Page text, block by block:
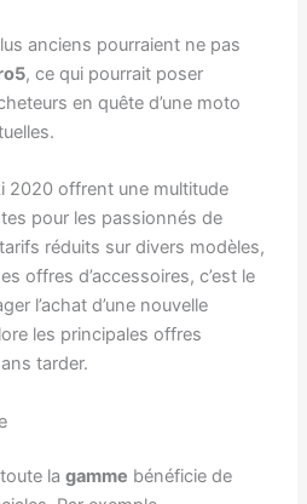
anciens pourraient ne pas
, ce qui pourrait poser
en quête d’une moto
2020 offrent une multitude
pour les passionnés de
réduits sur divers modèles,
offres d’accessoires, c’est le
l’achat d’une nouvelle
les principales offres
tarder.
toute lagamme bénéficie de